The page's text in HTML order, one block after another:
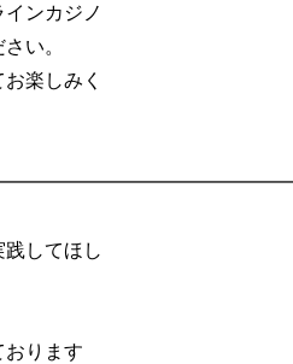
ンカジノ
い。
楽しみく
してほし
おります